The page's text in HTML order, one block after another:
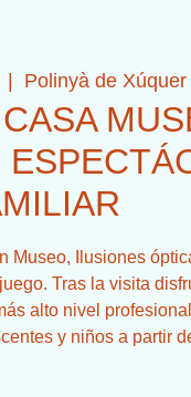
|
Polinyà de Xúquer
Museo, Ilusiones
Tras la visita
alto nivel
y niños a partir